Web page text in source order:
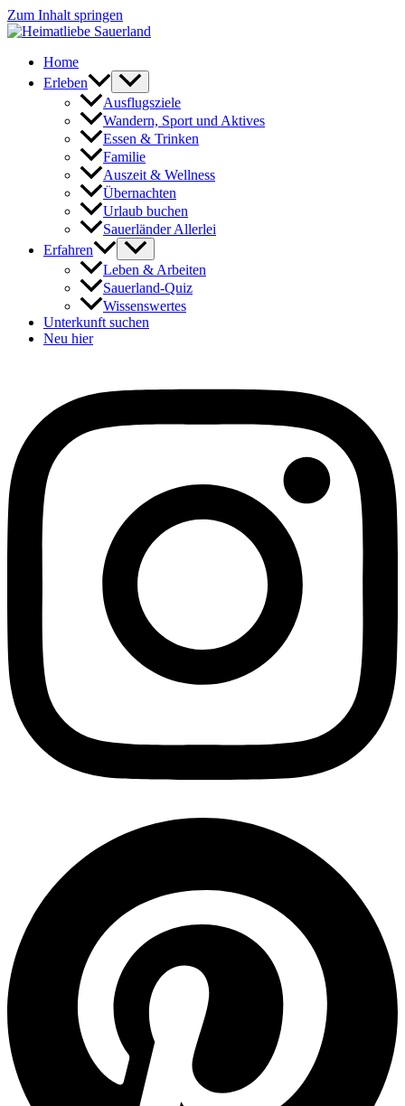
Zum Inhalt springen
Home
Erleben
Ausflugsziele
Wandern, Sport und Aktives
Essen & Trinken
Familie
Auszeit & Wellness
Übernachten
Urlaub buchen
Sauerländer Allerlei
Erfahren
Leben & Arbeiten
Sauerland-Quiz
Wissenswertes
Unterkunft suchen
Neu hier